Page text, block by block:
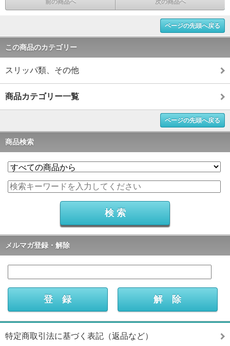
前の商品へ 次の商品へ
ページの先頭へ戻る
この商品のカテゴリー
スリッパ類、その他
商品カテゴリー一覧
ページの先頭へ戻る
商品検索
メルマガ登録・解除
特定商取引法に基づく表記（返品など）